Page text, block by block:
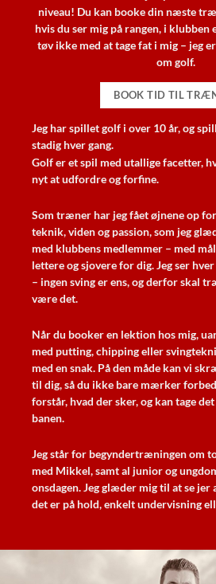
niveau! Du kan booke din næste
hvis du ser mig på rangen, i klubben
tøv ikke med at tage fat i mig – jeg
om golf.
BOOK TID TIL
Jeg har spillet golf i over 10 år, og
stadig hver gang.
Golf er et spil med utallige facetter,
nyt at udfordre og forfine.
Som træner har jeg fået øjnene op
teknik, viden og passion, som jeg
med klubbens medlemmer – med
lettere og sjovere for dig. Jeg ser
– ingen sving er ens, og derfor skal
være det.
Når du booker en lektion hos mig,
med putting, chipping eller
med en snak. På den måde kan vi
til dig, så du ikke bare mærker
forstår, hvad der sker, og kan tage
banen.
Jeg står for begyndertræningen om
med Mikkel, samt al junior og
onsdagen. Jeg glæder mig til at se
det er på hold, enkelt undervisning